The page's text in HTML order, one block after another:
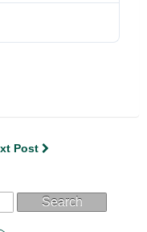
Post
Search